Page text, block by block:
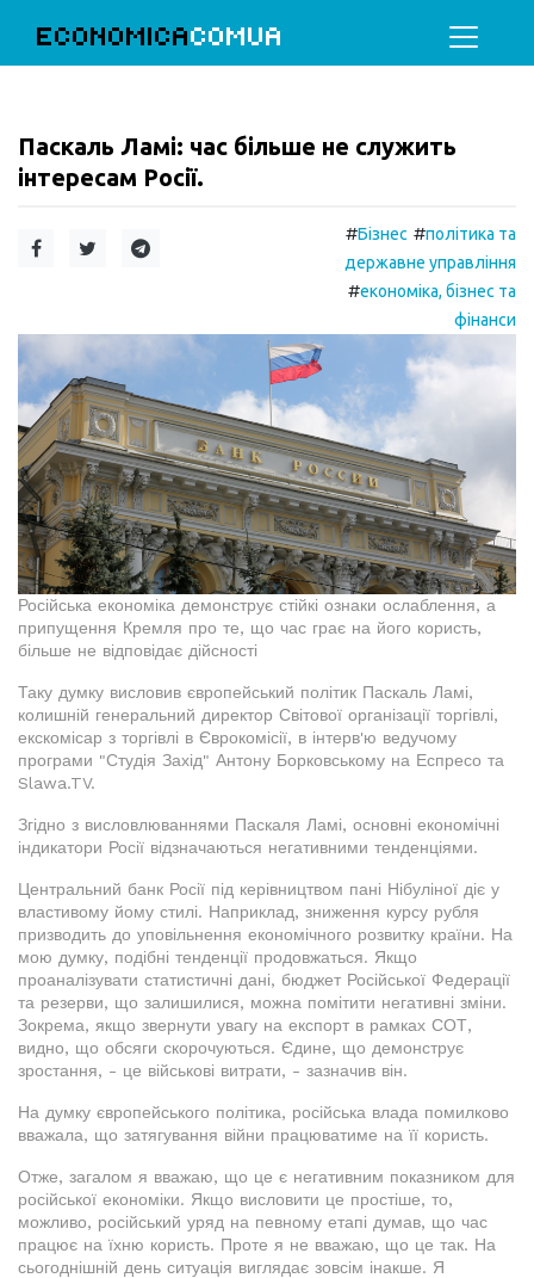
ECONOMICACOMUA
Паскаль Ламі: час більше не служить
інтересам Росії.
#Бізнес #політика та
державне управління
#економіка, бізнес та
фінанси
Російська економіка демонструє стійкі ознаки ослаблення, а
припущення Кремля про те, що час грає на його користь,
більше не відповідає дійсності
Таку думку висловив європейський політик Паскаль Ламі,
колишній генеральний директор Світової організації торгівлі,
екскомісар з торгівлі в Єврокомісії, в інтерв'ю ведучому
програми "Студія Захід" Антону Борковському на Еспресо та
Slawa.TV.
Згідно з висловлюваннями Паскаля Ламі, основні економічні
індикатори Росії відзначаються негативними тенденціями.
Центральний банк Росії під керівництвом пані Нібуліної діє у
властивому йому стилі. Наприклад, зниження курсу рубля
призводить до уповільнення економічного розвитку країни. На
мою думку, подібні тенденції продовжаться. Якщо
проаналізувати статистичні дані, бюджет Російської Федерації
та резерви, що залишилися, можна помітити негативні зміни.
Зокрема, якщо звернути увагу на експорт в рамках СОТ,
видно, що обсяги скорочуються. Єдине, що демонструє
зростання, - це військові витрати, - зазначив він.
На думку європейського політика, російська влада помилково
вважала, що затягування війни працюватиме на її користь.
Отже, загалом я вважаю, що це є негативним показником для
російської економіки. Якщо висловити це простіше, то,
можливо, російський уряд на певному етапі думав, що час
працює на їхню користь. Проте я не вважаю, що це так. На
сьогоднішній день ситуація виглядає зовсім інакше. Я